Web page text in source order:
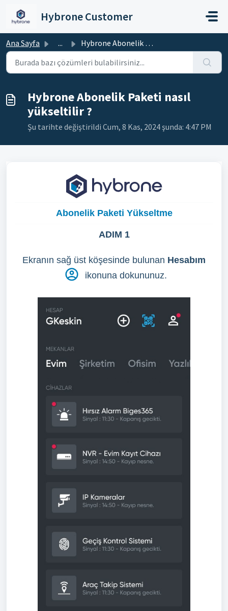
Hybrone Customer
Ana Sayfa ... Hybrone Abonelik Paketi nasıl yükseltilir ?
Hybrone Abonelik Paketi nasıl
yükseltilir ?
Şu tarihte değiştirildi Cum, 8 Kas, 2024 şunda: 4:47 PM
Abonelik Paketi Yükseltme
ADIM 1
Ekranın sağ üst köşesinde bulunan Hesabım
ikonuna dokununuz.